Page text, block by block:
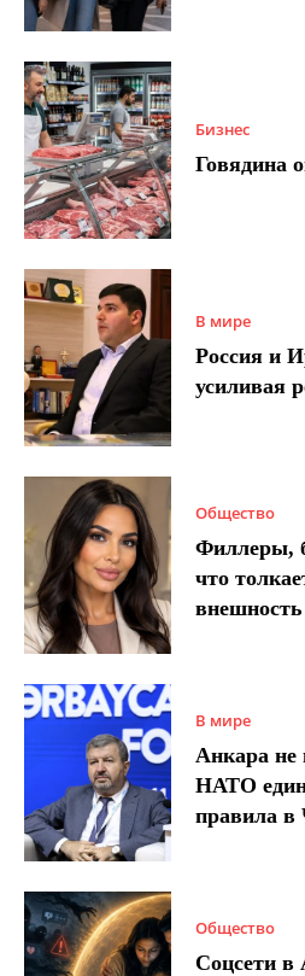
Бизнес
Говядина
В мире
Россия и
усиливая
Общество
Филлеры,
что
внешность
В мире
Анкара не
НАТО
правила в
Общество
Соцсети в